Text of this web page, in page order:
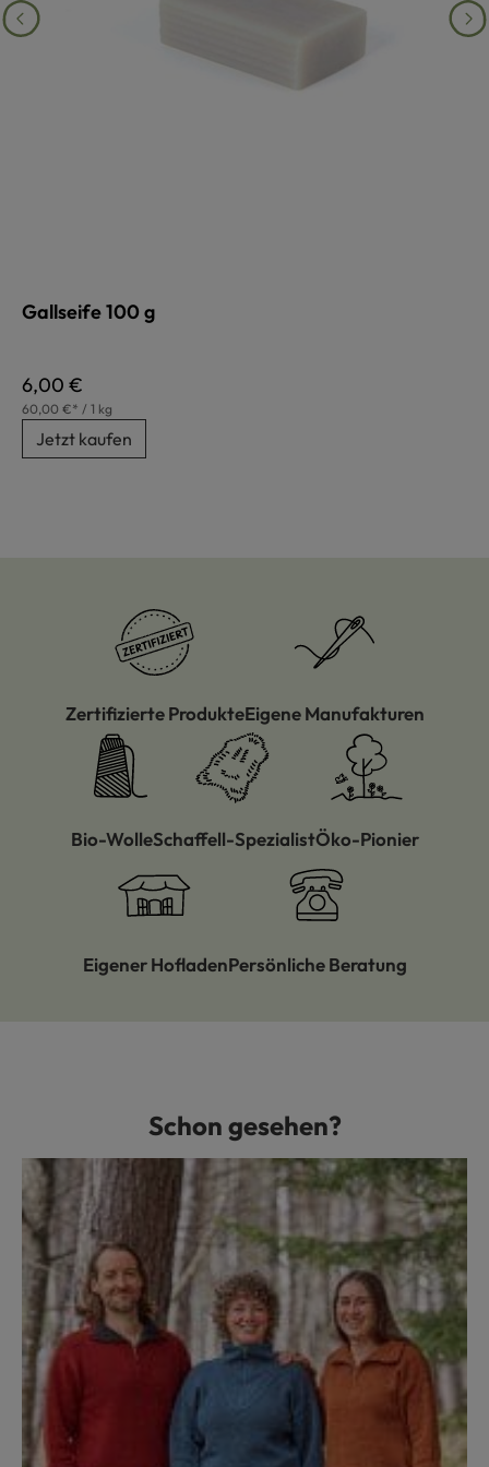
Gallseife 100 g
Regulärer Preis:
6,00 €
60,00 €* / 1 kg
Jetzt kaufen
Zertifizierte ProdukteEigene Manufakturen
Bio-WolleSchaffell-SpezialistÖko-Pionier
Eigener HofladenPersönliche Beratung
Produktgalerie überspringenSchon gesehen?